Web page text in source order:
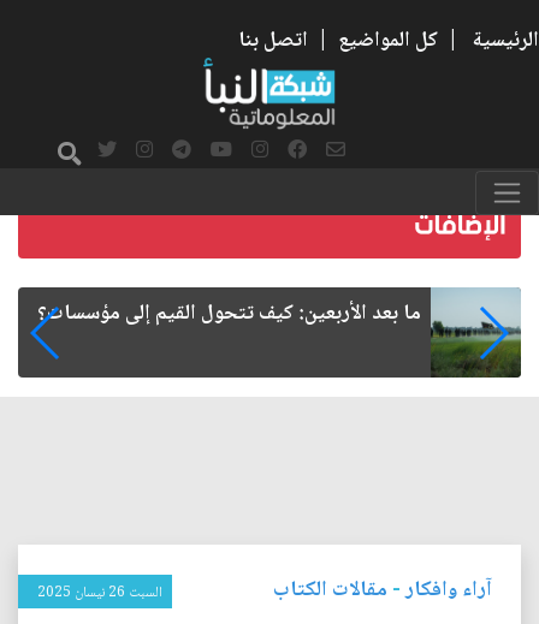
الرئيسية | كل المواضيع | اتصل بنا
الأربعين.. قضية تتجاوز الدسائس
آراء وافكار- مقالات الكتاب السبت 26 نيسان 2025